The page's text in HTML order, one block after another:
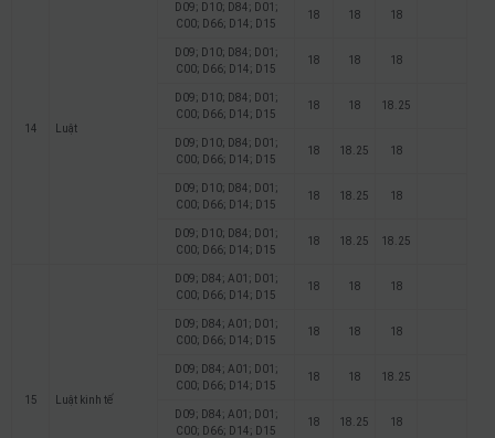
14 Luật
D09; D10; D84; D01;
C00; D66; D14; D15
18 18 18
D09; D10; D84; D01;
C00; D66; D14; D15
18 18 18
D09; D10; D84; D01;
C00; D66; D14; D15
18 18 18.25
D09; D10; D84; D01;
C00; D66; D14; D15
18 18.25 18
D09; D10; D84; D01;
C00; D66; D14; D15
18 18.25 18
D09; D10; D84; D01;
C00; D66; D14; D15
18 18.25 18.25
15 Luật kinh tế
D09; D84; A01; D01;
C00; D66; D14; D15
18 18 18
D09; D84; A01; D01;
C00; D66; D14; D15
18 18 18
D09; D84; A01; D01;
C00; D66; D14; D15
18 18 18.25
D09; D84; A01; D01;
C00; D66; D14; D15
18 18.25 18